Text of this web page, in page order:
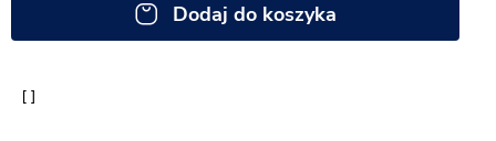
Dodaj do koszyka